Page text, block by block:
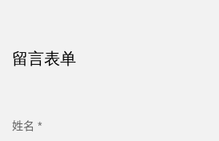
留言表单
姓名 *